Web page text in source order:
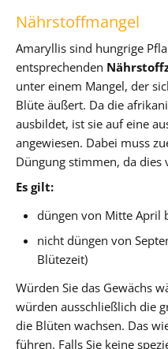
Nährstoffmangel
Amaryllis sind hungrige
entsprechenden
unter einem Mangel, der
Blüte äußert. Da die
ausbildet, ist sie auf eine
angewiesen. Dabei muss
Düngung stimmen, da dies
Es gilt:
düngen von Mitte April
nicht düngen von
Blütezeit)
Würden Sie das Gewächs
würden ausschließlich die
die Blüten wachsen. Das
führen. Falls Sie keine